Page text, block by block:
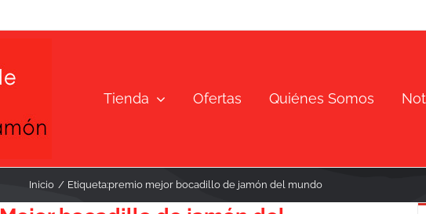
Tienda Ofertas Quiénes Somos
Inicio Etiqueta:premio mejor bocadillo de jamón del mundo